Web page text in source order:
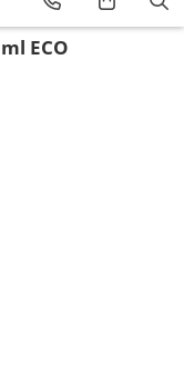
ECO